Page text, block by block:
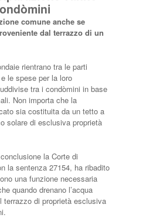
comune anche se
dal terrazzo di un
rientrano tra le parti
le spese per la loro
tra i condòmini in base
Non importa che la
sia costituita da un tetto a
solare di esclusiva proprietà
la Corte di
la sentenza 27154, ha ribadito
una funzione necessaria
quando drenano l’acqua
terrazzo di proprietà esclusiva